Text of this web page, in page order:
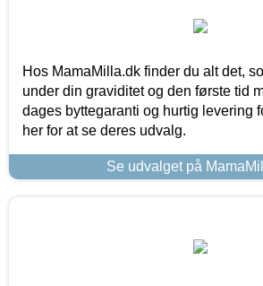
Hos MamaMilla.dk finder du alt det,
under din graviditet og den første tid
dages byttegaranti og hurtig levering
her for at se deres udvalg.
Se udvalget på